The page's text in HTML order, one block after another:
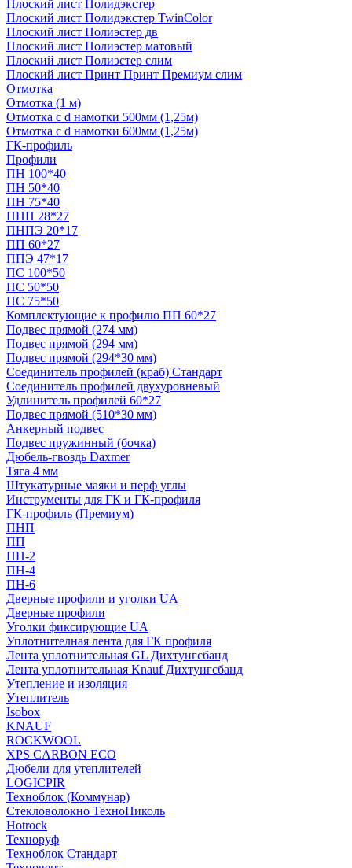
Плоский лист Полидэкстер
Плоский лист Полидэкстер TwinColor
Плоский лист Полиэстер дв
Плоский лист Полиэстер матовый
Плоский лист Полиэстер слим
Плоский лист Принт Принт Премиум слим
Отмотка
Отмотка (1 м)
Отмотка с d намотки 500мм (1,25м)
Отмотка с d намотки 600мм (1,25м)
ГК-профиль
Профили
ПН 100*40
ПН 50*40
ПН 75*40
ПНП 28*27
ПНПЭ 20*17
ПП 60*27
ППЭ 47*17
ПС 100*50
ПС 50*50
ПС 75*50
Комплектующие к профилю ПП 60*27
Подвес прямой (274 мм)
Подвес прямой (294 мм)
Подвес прямой (294*30 мм)
Соединитель профилей (краб) Стандарт
Соединитель профилей двухуровневый
Удлинитель профилей 60*27
Подвес прямой (510*30 мм)
Анкерный подвес
Подвес пружинный (бочка)
Дюбель-гвоздь Daxmer
Тяга 4 мм
Штукатурные маяки и перф углы
Инструменты для ГК и ГК-профиля
ГК-профиль (Премиум)
ПНП
ПП
ПН-2
ПН-4
ПН-6
Дверные профили и уголки UA
Дверные профили
Уголки фиксирующие UA
Уплотнителная лента для ГК профиля
Лента уплотнительная GL Дихтунгсбанд
Лента уплотнительная Knauf Дихтунгсбанд
Утепление и изоляция
Утеплитель
Isobox
KNAUF
ROCKWOOL
XPS CARBON ECO
Дюбели для утеплителей
LOGICPIR
Техноблок (Коммунар)
Стекловолокно ТехноНиколь
Hotrock
Технoруф
Техноблок Стандарт